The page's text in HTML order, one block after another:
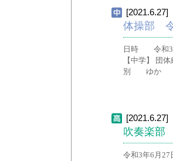
[2021.6.27]
体操部
日時 令和3
【中学】 団
別 ゆか
[2021.6.27]
吹奏楽部
令和3年6月